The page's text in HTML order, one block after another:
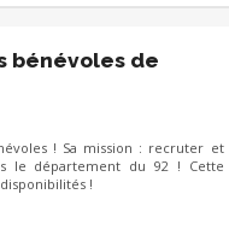
bénévoles de
! Sa mission : recruter et
le département du 92 ! Cette
!